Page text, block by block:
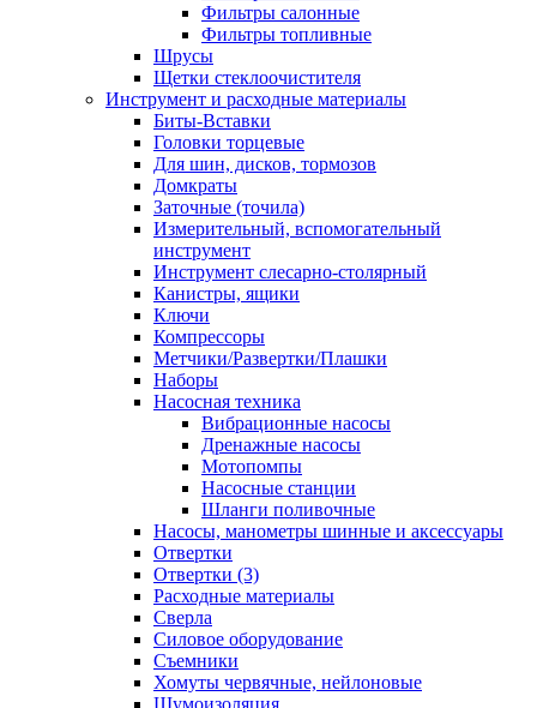
Фильтры салонные
Фильтры топливные
Шрусы
Щетки стеклоочистителя
Инструмент и расходные материалы
Биты-Вставки
Головки торцевые
Для шин, дисков, тормозов
Домкраты
Заточные (точила)
Измерительный, вспомогательный
инструмент
Инструмент слесарно-столярный
Канистры, ящики
Ключи
Компрессоры
Метчики/Развертки/Плашки
Наборы
Насосная техника
Вибрационные насосы
Дренажные насосы
Мотопомпы
Насосные станции
Шланги поливочные
Насосы, манометры шинные и аксессуары
Отвертки
Отвертки (3)
Расходные материалы
Сверла
Силовое оборудование
Съемники
Хомуты червячные, нейлоновые
Шумоизоляция